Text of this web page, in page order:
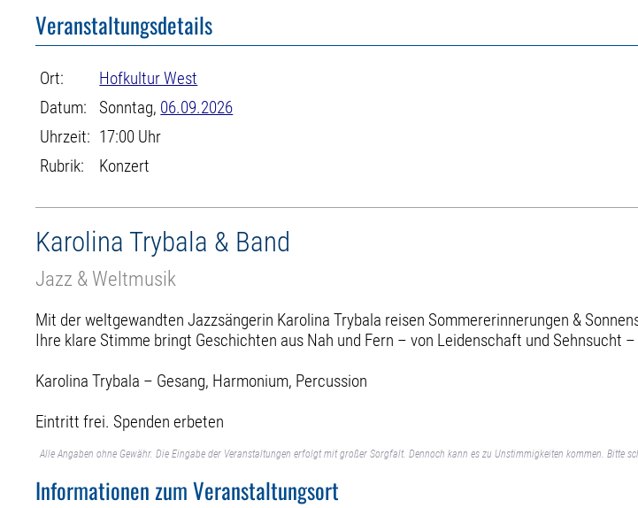
Veranstaltungsdetails
Ort:
Hofkultur West
Datum:
Sonntag, 06.09.2026
Uhrzeit: 17:00 Uhr
Rubrik:
Konzert
Karolina Trybala & Band
Jazz & Weltmusik
Mit der weltgewandten Jazzsängerin Karolina Trybala reisen Sommererinnerungen &
Ihre klare Stimme bringt Geschichten aus Nah und Fern – von Leidenschaft und Sehnsucht –
Karolina Trybala – Gesang, Harmonium, Percussion
Eintritt frei. Spenden erbeten
Alle Angaben ohne Gewähr. Die Eingabe der Veranstaltungen erfolgt mit großer Sorgfalt. Dennoch kann es zu Unstimmigkeiten kommen. Bitte
Informationen zum Veranstaltungsort